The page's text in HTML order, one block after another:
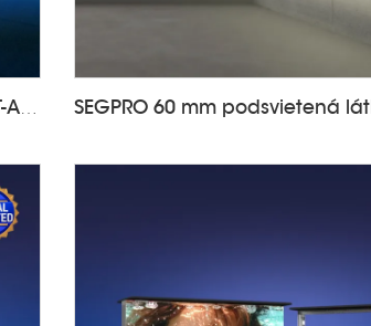
SEGPRO Podsvietená svietiaca skrinka LT-ALF60